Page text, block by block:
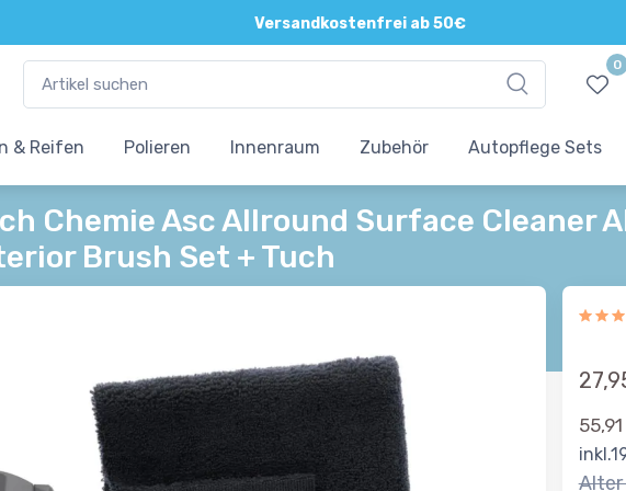
Versandkostenfrei ab 50€
Direkte und persönliche Beratung
0
& Reifen Polieren Innenraum Zubehör Autopflege Sets
Chemie Asc Allround Surface Cleaner
Brush Set + Tuch